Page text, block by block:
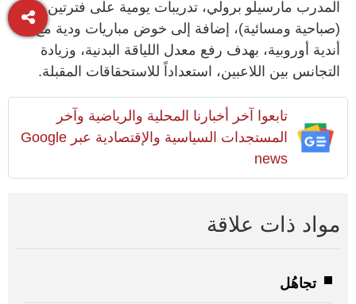
المدرب مارسيلو برولي، تدريبات يومية على فترتين
(صباحية ومسائية)، إضافة إلى خوض مباريات ودية مع
أندية أوروبية، بهدف رفع معدل اللياقة البدنية، وزيادة
التجانس بين اللاعبين، استعداداً للاستحقاقات المقبلة.
تابعوا آخر أخبارنا المحلية والرياضية وآخر
المستجدات السياسية والإقتصادية عبر Google
news
مواد ذات علاقة
تجاهُل